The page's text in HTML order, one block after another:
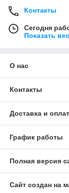
Контакты
Сегодня
Показать
О нас
Контакты
Доставка и
График работы
Полная версия
Сайт создан на